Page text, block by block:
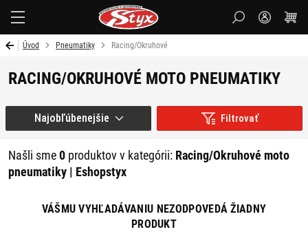
Úvod Pneumatiky Racing/Okruhové
RACING/OKRUHOVÉ MOTO PNEUMATIKY
Filtrovať
Našli sme0 produktov v kategórii: Racing/Okruhové moto
pneumatiky | Eshopstyx
Najobľúbenejšie
VÁŠMU VYHĽADÁVANIU NEZODPOVEDÁ ŽIADNY
PRODUKT